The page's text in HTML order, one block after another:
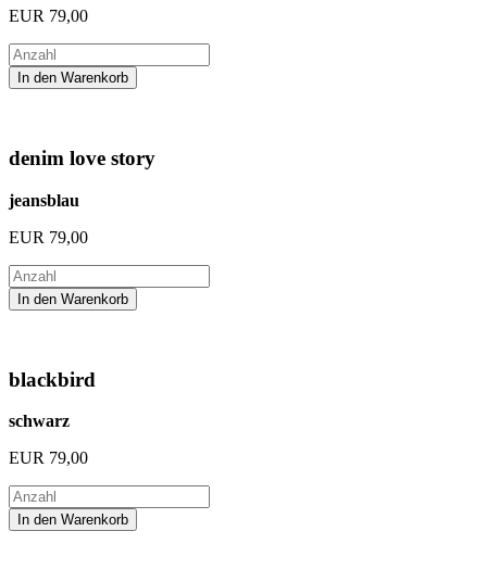
EUR 79,00
denim love story
jeansblau
EUR 79,00
blackbird
schwarz
EUR 79,00